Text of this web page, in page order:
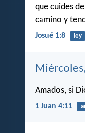
que cuides
camino y
Josué 1:8 ley
Amados, si
1 Juan 4:11